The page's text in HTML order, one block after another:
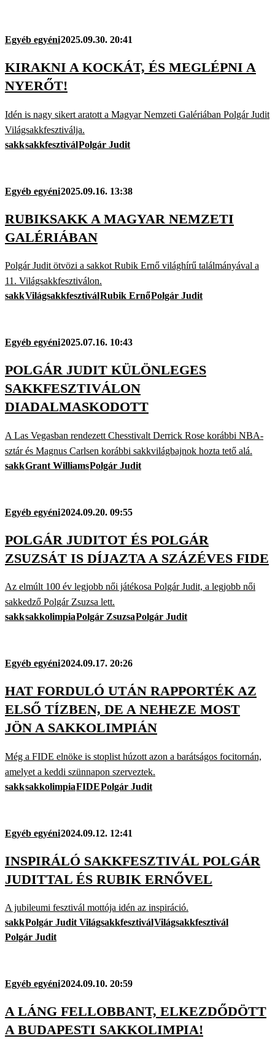
Egyéb egyéni2025.09.30. 20:41
KIRAKNI A KOCKÁT, ÉS MEGLÉPNI A
NYERŐT!
Idén is nagy sikert aratott a Magyar Nemzeti Galériában Polgár Judit
Világsakkfesztiválja.
sakksakkfesztiválPolgár Judit
Egyéb egyéni2025.09.16. 13:38
RUBIKSAKK A MAGYAR NEMZETI
GALÉRIÁBAN
Polgár Judit ötvözi a sakkot Rubik Ernő világhírű találmányával a
11. Világsakkfesztiválon.
sakkVilágsakkfesztiválRubik ErnőPolgár Judit
Egyéb egyéni2025.07.16. 10:43
POLGÁR JUDIT KÜLÖNLEGES
SAKKFESZTIVÁLON
DIADALMASKODOTT
A Las Vegasban rendezett Chesstivalt Derrick Rose korábbi NBA-
sztár és Magnus Carlsen korábbi sakkvilágbajnok hozta tető alá.
sakkGrant WilliamsPolgár Judit
Egyéb egyéni2024.09.20. 09:55
POLGÁR JUDITOT ÉS POLGÁR
ZSUZSÁT IS DÍJAZTA A SZÁZÉVES FIDE
Az elmúlt 100 év legjobb női játékosa Polgár Judit, a legjobb női
sakkedző Polgár Zsuzsa lett.
sakksakkolimpiaPolgár ZsuzsaPolgár Judit
Egyéb egyéni2024.09.17. 20:26
HAT FORDULÓ UTÁN RAPPORTÉK AZ
ELSŐ TÍZBEN, DE A NEHEZE MOST
JÖN A SAKKOLIMPIÁN
Még a FIDE elnöke is stoplist húzott azon a barátságos focitornán,
amelyet a keddi szünnapon szerveztek.
sakksakkolimpiaFIDEPolgár Judit
Egyéb egyéni2024.09.12. 12:41
INSPIRÁLÓ SAKKFESZTIVÁL POLGÁR
JUDITTAL ÉS RUBIK ERNŐVEL
A jubileumi fesztivál mottója idén az inspiráció.
sakkPolgár Judit VilágsakkfesztiválVilágsakkfesztivál
Polgár Judit
Egyéb egyéni2024.09.10. 20:59
A LÁNG FELLOBBANT, ELKEZDŐDÖTT
A BUDAPESTI SAKKOLIMPIA!